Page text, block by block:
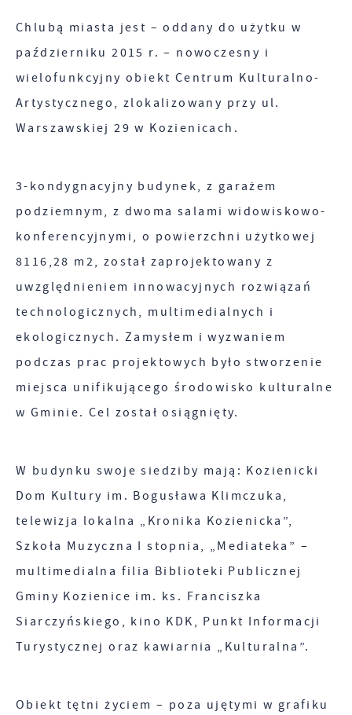
Chlubą miasta jest – oddany do użytku w
październiku 2015 r. – nowoczesny i
wielofunkcyjny obiekt Centrum Kulturalno-
Artystycznego, zlokalizowany przy ul.
Warszawskiej 29 w Kozienicach.
3-kondygnacyjny budynek, z garażem
podziemnym, z dwoma salami widowiskowo-
konferencyjnymi, o powierzchni użytkowej
8116,28 m2, został zaprojektowany z
uwzględnieniem innowacyjnych rozwiązań
technologicznych, multimedialnych i
ekologicznych. Zamysłem i wyzwaniem
podczas prac projektowych było stworzenie
miejsca unifikującego środowisko kulturalne
w Gminie. Cel został osiągnięty.
W budynku swoje siedziby mają: Kozienicki
Dom Kultury im. Bogusława Klimczuka,
telewizja lokalna „Kronika Kozienicka”,
Szkoła Muzyczna I stopnia, „Mediateka” –
multimedialna filia Biblioteki Publicznej
Gminy Kozienice im. ks. Franciszka
Siarczyńskiego, kino KDK, Punkt Informacji
Turystycznej oraz kawiarnia „Kulturalna”.
Obiekt tętni życiem – poza ujętymi w grafiku
Ciebie działania w celu m.in. dostosowania Twoich
ustawień preferencji prywatności, logowania czy
wypełniania formularzy. Dzięki plikom cookies
strona, z której korzystasz, może działać bez
Zapoznaj się zPOLITYKĄ PRYWATNOŚCI I PLIKÓW
Więcej
Funkcjonalne i personalizacyjne
Tego typu pliki cookies umożliwiają stronie
funkcjonalności czy prezentowanych treści.
Dzięki tym plikom cookies możemy zapewnić Ci
większy komfort korzystania z funkcjonalności
naszej strony poprzez dopasowanie jej do Twoich
gwarantuje dostępność większej ilości funkcji na
stronie.
Analityczne pliki cookies pomagają nam rozwijać
Cookies analityczne pozwalają na uzyskanie
informacji w zakresie wykorzystywania witryny
nam na ocenę naszych serwisów internetowych
pod względem ich popularności wśród
użytkowników. Zgromadzone informacje są
przetwarzane w formie zanonimizowanej.
Wyrażenie zgody na analityczne pliki cookies
gwarantuje dostępność wszystkich
Ci najciekawsze informacje i aktualności na
stronach naszych partnerów.
Promocyjne pliki cookies służą do prezentowania
Ci naszych komunikatów na podstawie analizy
Twoich upodobań oraz Twoich zwyczajów
partnerami oraz innych dostawców usług. Firmy te
Więcej